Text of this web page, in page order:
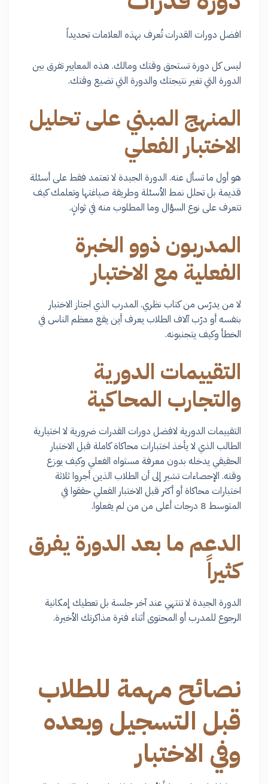
افضل دورات القدرات تُعرف بهذه العلامات تحديداً
ليس كل دورة تستحق وقتك ومالك. هذه المعايير تفرق بين
الدورة التي تغير نتيجتك والدورة التي تضيع وقتك.
المنهج المبني على تحليل
الاختبار الفعلي
هو أول ما تسأل عنه. الدورة الجيدة لا تعتمد فقط على أسئلة
قديمة بل تحلل نمط الأسئلة وطريقة صياغتها وتعلمك كيف
تتعرف على نوع السؤال وما المطلوب منه في ثوانٍ.
المدربون ذوو الخبرة
الفعلية مع الاختبار
لا من يدرّس من كتاب نظري. المدرب الذي اجتاز الاختبار
بنفسه أو درّب آلاف الطلاب يعرف أين يقع معظم الناس في
الخطأ وكيف يتجنبونه.
التقييمات الدورية
والتجارب المحاكية
التقييمات الدورية لافضل دورات القدرات ضرورية لا اختيارية
الطالب الذي لا يأخذ اختبارات محاكاة كاملة قبل الاختبار
الحقيقي يدخله بدون معرفة مستواه الفعلي وكيف يوزع
وقته. الإحصاءات تشير إلى أن الطلاب الذين أجروا ثلاثة
اختبارات محاكاة أو أكثر قبل الاختبار الفعلي حققوا في
المتوسط 8 درجات أعلى من من لم يفعلوا.
الدعم ما بعد الدورة يفرق
كثيراً
الدورة الجيدة لا تنتهي عند آخر جلسة بل تعطيك إمكانية
الرجوع للمدرب أو المحتوى أثناء فترة مذاكرتك الأخيرة.
نصائح مهمة للطلاب
قبل التسجيل وبعده
وفي الاختبار